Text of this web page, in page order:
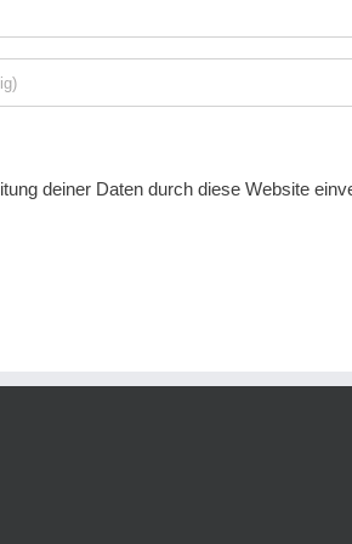
deiner Daten durch diese Website